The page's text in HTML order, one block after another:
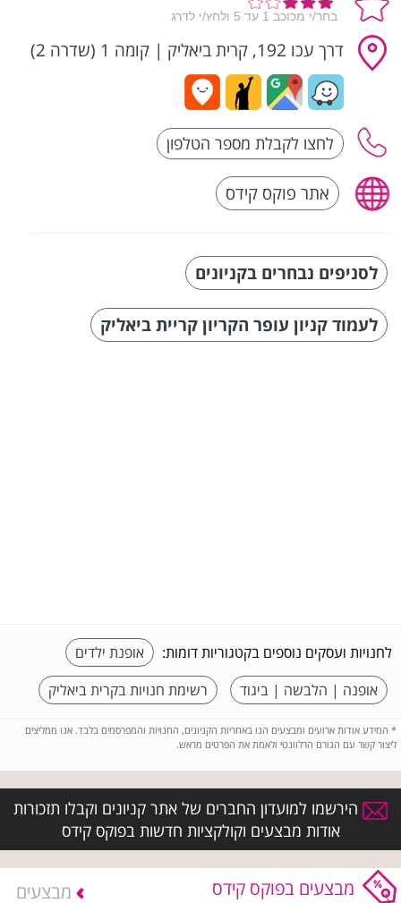
דרך עכו 192, קרית ביאליק | קומה 1 (שדרה 2)
אתר פוקס קידס
לסניפים נבחרים בקניונים
לעמוד קניון עופר הקריון קריית ביאליק
לחנויות ועסקים נוספים בקטגוריות דומות:
אופנת ילדים
אופנה | הלבשה | ביגוד
רשימת חנויות בקרית ביאליק
* המידע אודות ארועים ומבצעים הנו באחריות הקניונים, החנויות והמפרסמים בלבד. אנו ממליצים
ליצור קשר עם הגורם הרלוונטי ולאמת את הפרטים מראש.
הירשמו למועדון החברים של אתר קניונים וקבלו תזכורות
אודות מבצעים וקולקציות חדשות בפוקס קידס
מבצעים בפוקס קידס מבצעים